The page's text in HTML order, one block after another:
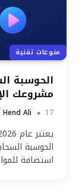
منوعات تقنية
الحوسبة
مشروعك
Hend Ali 17 أبريل, 2026
الحوسبة
استضافة